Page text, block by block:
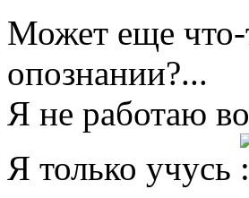
Может еще что-
опознании?...
Я не работаю
Я только учусь